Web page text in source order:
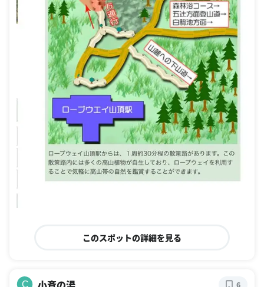
このスポットの詳細を見る
C 6